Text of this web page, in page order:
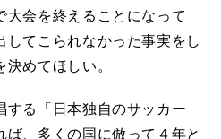
会を終えることになって
してこられなかった事実をし
めてほしい。
る「日本独自のサッカー
、多くの国に倣って４年と